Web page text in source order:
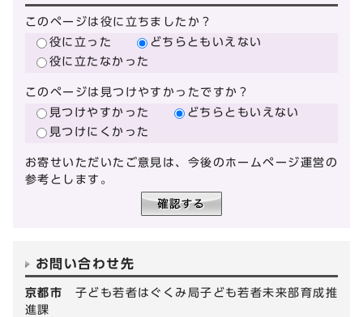
このページは役に立ちましたか？
役に立った
どちらともいえない
役に立たなかった
このページは見つけやすかったですか？
見つけやすかった
どちらともいえない
見つけにくかった
お寄せいただいたご意見は、今後のホームページ運営の
参考とします。
お問い合わせ先
京都市 子ども若者はぐくみ局子ども若者未来部育成推
進課